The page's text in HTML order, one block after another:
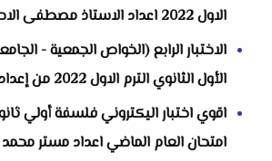
الاول 2022 اعداد الاستاذ مصطفى الاحمدى
الاختبار الرابع (الخواص الجمعية -
الأول الثانوي الترم الاول 2022 من إعداد أ سمير جابر
اقوي اختبار اليكتروني فلسفة أولي
امتحان العام الماضي اعداد مستر